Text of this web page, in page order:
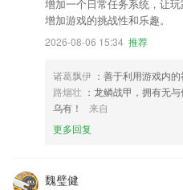
增加一个日常任务系统，让
增加游戏的挑战性和乐趣。
2026-08-06 15:34 推荐
诸葛飘伊 ：善于利用游戏内
路烟壮 ：龙鳞战甲，拥有无
乌有！
来自
更多回复
魏璧健